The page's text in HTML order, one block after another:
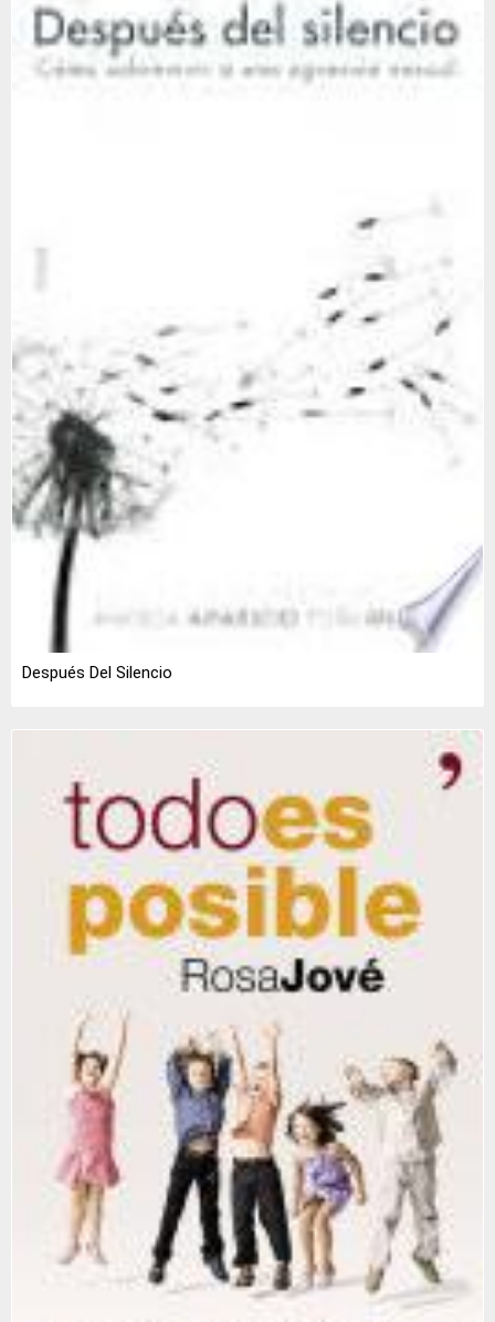
Después Del Silencio